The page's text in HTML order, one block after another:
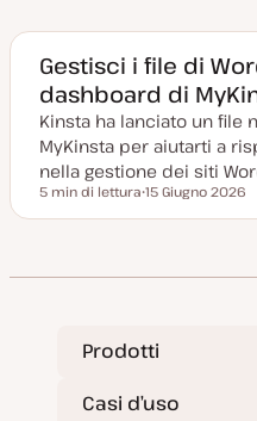
g
g
i
o
r
a
t
a
Gestisci i file di
dashboard di
Kinsta ha lanciato un file
MyKinsta per aiutarti a
nella gestione dei siti
Tempo di lettura
5 min di lettura
a
g
r
n
t
a
15 Giugno 2026
Prodotti
Casi d’uso